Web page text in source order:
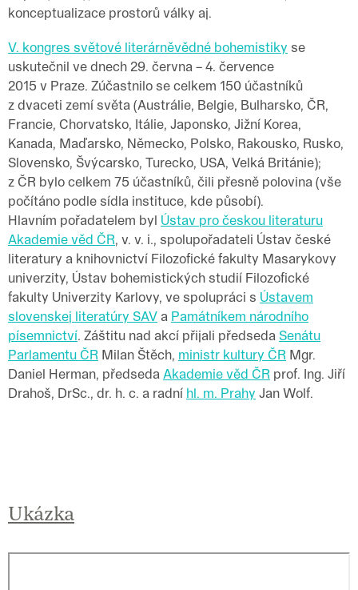
konceptualizace prostorů války aj.
V. kongres světové literárněvědné bohemistiky se
uskutečnil ve dnech 29. června – 4. července
2015 v Praze. Zúčastnilo se celkem 150 účastníků
z dvaceti zemí světa (Austrálie, Belgie, Bulharsko, ČR,
Francie, Chorvatsko, Itálie, Japonsko, Jižní Korea,
Kanada, Maďarsko, Německo, Polsko, Rakousko, Rusko,
Slovensko, Švýcarsko, Turecko, USA, Velká Británie);
z ČR bylo celkem 75 účastníků, čili přesně polovina (vše
počítáno podle sídla instituce, kde působí).
Hlavním pořadatelem byl Ústav pro českou literaturu
Akademie věd ČR, v. v. i., spolupořadateli Ústav české
literatury a knihovnictví Filozofické fakulty Masarykovy
univerzity, Ústav bohemistických studií Filozofické
fakulty Univerzity Karlovy, ve spolupráci s Ústavem
slovenskej literatúry SAV a Památníkem národního
písemnictví. Záštitu nad akcí přijali předseda Senátu
Parlamentu ČR Milan Štěch, ministr kultury ČR Mgr.
Daniel Herman, předseda Akademie věd ČR prof. Ing. Jiří
Drahoš, DrSc., dr. h. c. a radní hl. m. Prahy Jan Wolf.
Ukázka